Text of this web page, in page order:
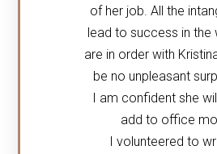
of her job. All the
lead to success in the
are in order with
be no unpleasant
I am confident she
add to office
I volunteered to